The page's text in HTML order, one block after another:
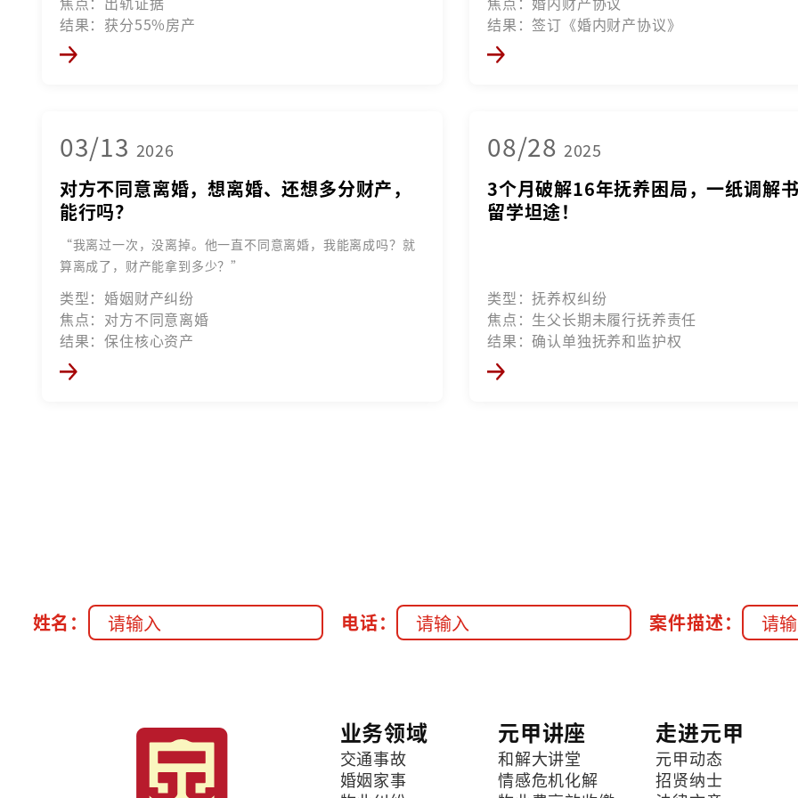
结果：获分55%房产
结果：签订《婚内财产协议》
03/13 2026
对方不同意离婚，想离婚、还想多分财产，
能行吗？
“我离过一次，没离掉。他一直不同意离婚，我能离成吗？就
算离成了，财产能拿到多少？”
类型：婚姻财产纠纷
焦点：对方不同意离婚
结果：保住核心资产
08/28 2025
3个月破解16年抚养困局，一纸调解
留学坦途！
类型：抚养权纠纷
焦点：生父长期未履行抚养责任
结果：确认单独抚养和监护权
姓名： 电话： 案件描述：
业务领域
交通事故
婚姻家事
元甲讲座
和解大讲堂
情感危机化解
走进元甲
元甲动态
招贤纳士